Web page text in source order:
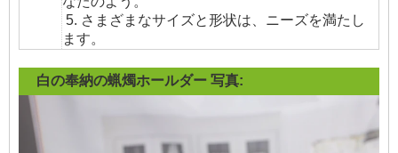
5. さまざまなサイズと形状は、ニーズを満たし
ます。
白の奉納の蝋燭ホールダー 写真: